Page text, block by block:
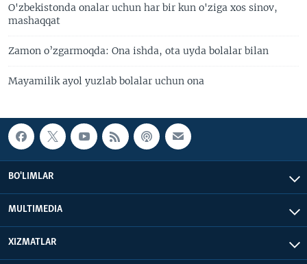
O'zbekistonda onalar uchun har bir kun o'ziga xos sinov,
mashaqqat
Zamon o’zgarmoqda: Ona ishda, ota uyda bolalar bilan
Mayamilik ayol yuzlab bolalar uchun ona
BO'LIMLAR
MULTIMEDIA
XIZMATLAR